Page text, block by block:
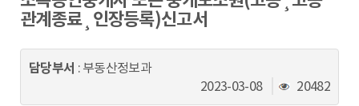
인
이
동
관계종료¸인장등록)신고서
담당부서 : 부동산정보과
2023-03-08
조
회
20482